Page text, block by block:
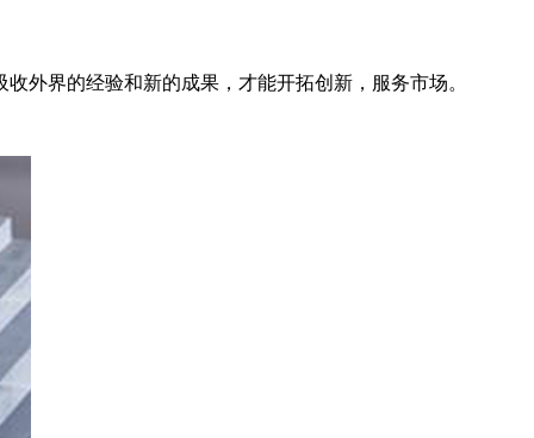
外界的经验和新的成果，才能开拓创新，服务市场。